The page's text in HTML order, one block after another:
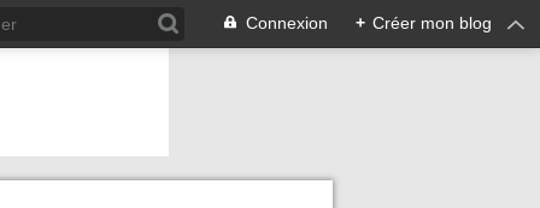
Connexion + Créer mon blog